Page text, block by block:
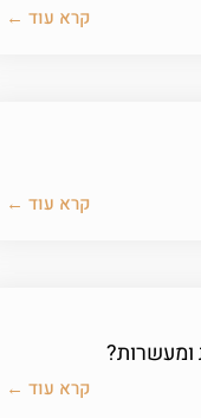
קרא עוד ←
קרא עוד ←
קרא עוד ←